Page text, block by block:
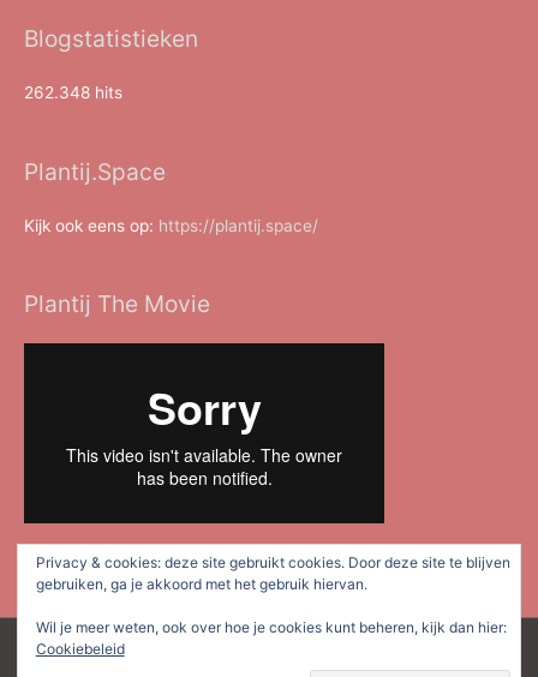
Blogstatistieken
262.348 hits
Plantij.Space
Kijk ook eens op: https://plantij.space/
Plantij The Movie
Plan Tij Dordrecht| Mede mogelijk gemaakt
Privacy & cookies: deze site gebruikt cookies. Door deze site te blijven
gebruiken, ga je akkoord met het gebruik hiervan.
Wil je meer weten, ook over hoe je cookies kunt beheren, kijk dan hier:
Cookiebeleid